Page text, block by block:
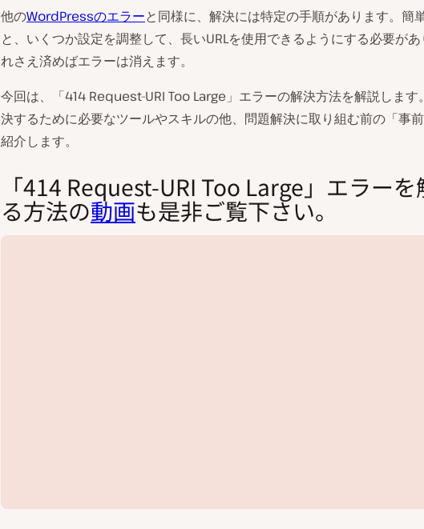
他のWordPressのエラーと同様に、解決には特定の手順があります。簡
と、いくつか設定を調整して、長いURLを使用できるようにする必要が
れさえ済めばエラーは消えます。
今回は、「414 Request-URI Too Large」エラーの解決方法を解説します
決するために必要なツールやスキルの他、問題解決に取り組む前の「事
紹介します。
「414 Request-URI Too Large」エラー
る方法の動画も是非ご覧下さい。